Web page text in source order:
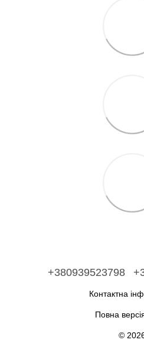
+380939523798
Контактна
Повна
©